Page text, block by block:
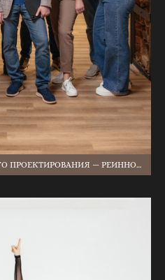
КОМПАНИЯ ПРОМЫШЛЕННОГО ПРОЕКТИРОВАНИЯ — РЕИННОЛЬЦ